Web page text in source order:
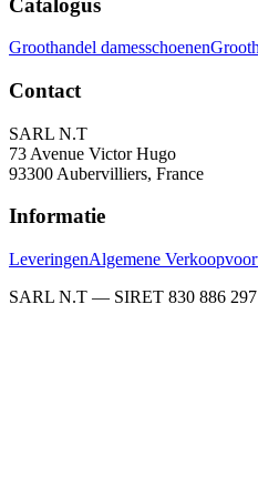
Groothandel damesschoenen
Contact
SARL N.T
73 Avenue Victor Hugo
93300 Aubervilliers, France
Informatie
LeveringenAlgemene
SARL N.T — SIRET 830 886